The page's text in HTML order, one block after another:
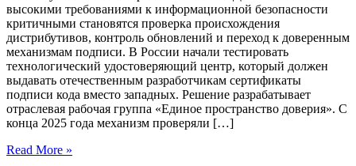
высокими требованиями к информационной безопасности
критичными становятся проверка происхождения
дистрибутивов, контроль обновлений и переход к доверенным
механизмам подписи. В России начали тестировать
технологический удостоверяющий центр, который должен
выдавать отечественным разработчикам сертификаты
подписи кода вместо западных. Решение разрабатывает
отраслевая рабочая группа «Единое пространство доверия». С
конца 2025 года механизм проверяли […]
Read More »